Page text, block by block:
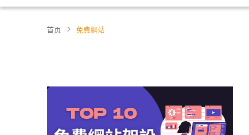
首页 免費網站